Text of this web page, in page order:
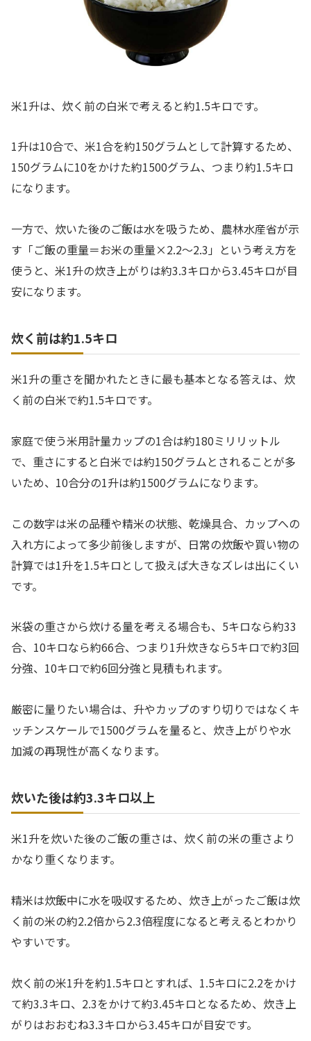
米1升は、炊く前の白米で考えると約1.5キロです。
1升は10合で、米1合を約150グラムとして計算するため、
150グラムに10をかけた約1500グラム、つまり約1.5キロ
になります。
一方で、炊いた後のご飯は水を吸うため、農林水産省が示
す「ご飯の重量＝お米の重量×2.2～2.3」という考え方を
使うと、米1升の炊き上がりは約3.3キロから3.45キロが目
安になります。
炊く前は約1.5キロ
米1升の重さを聞かれたときに最も基本となる答えは、炊
く前の白米で約1.5キロです。
家庭で使う米用計量カップの1合は約180ミリリットル
で、重さにすると白米では約150グラムとされることが多
いため、10合分の1升は約1500グラムになります。
この数字は米の品種や精米の状態、乾燥具合、カップへの
入れ方によって多少前後しますが、日常の炊飯や買い物の
計算では1升を1.5キロとして扱えば大きなズレは出にくい
です。
米袋の重さから炊ける量を考える場合も、5キロなら約33
合、10キロなら約66合、つまり1升炊きなら5キロで約3回
分強、10キロで約6回分強と見積もれます。
厳密に量りたい場合は、升やカップのすり切りではなくキ
ッチンスケールで1500グラムを量ると、炊き上がりや水
加減の再現性が高くなります。
炊いた後は約3.3キロ以上
米1升を炊いた後のご飯の重さは、炊く前の米の重さより
かなり重くなります。
精米は炊飯中に水を吸収するため、炊き上がったご飯は炊
く前の米の約2.2倍から2.3倍程度になると考えるとわかり
やすいです。
炊く前の米1升を約1.5キロとすれば、1.5キロに2.2をかけ
て約3.3キロ、2.3をかけて約3.45キロとなるため、炊き上
がりはおおむね3.3キロから3.45キロが目安です。